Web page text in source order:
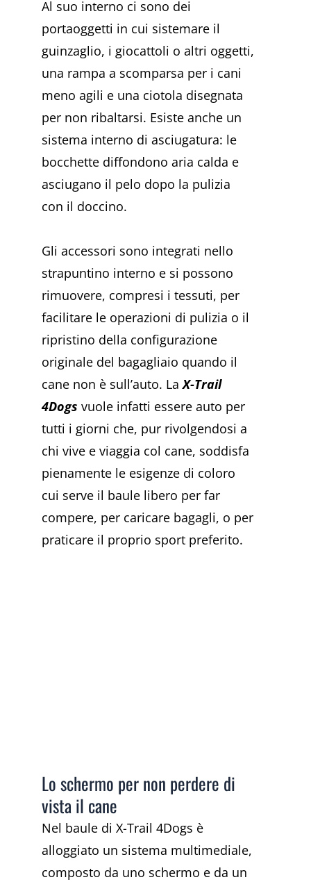
Al suo interno ci sono dei
portaoggetti in cui sistemare il
guinzaglio, i giocattoli o altri oggetti,
una rampa a scomparsa per i cani
meno agili e una ciotola disegnata
per non ribaltarsi. Esiste anche un
sistema interno di asciugatura: le
bocchette diffondono aria calda e
asciugano il pelo dopo la pulizia
con il doccino.
Gli accessori sono integrati nello
strapuntino interno e si possono
rimuovere, compresi i tessuti, per
facilitare le operazioni di pulizia o il
ripristino della configurazione
originale del bagagliaio quando il
cane non è sull’auto. La X-Trail
4Dogs vuole infatti essere auto per
tutti i giorni che, pur rivolgendosi a
chi vive e viaggia col cane, soddisfa
pienamente le esigenze di coloro
cui serve il baule libero per far
compere, per caricare bagagli, o per
praticare il proprio sport preferito.
Lo schermo per non perdere di
vista il cane
Nel baule di X-Trail 4Dogs è
alloggiato un sistema multimediale,
composto da uno schermo e da un